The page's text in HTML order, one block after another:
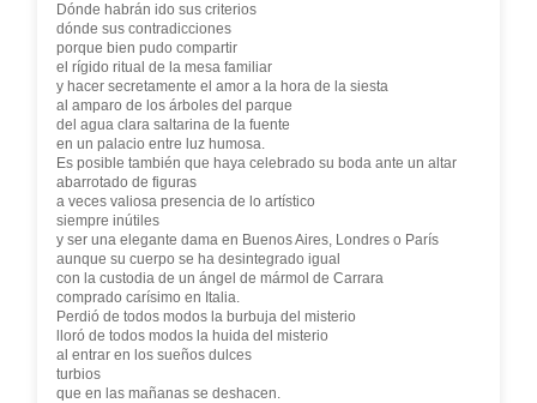
Dónde habrán ido sus criterios
dónde sus contradicciones
porque bien pudo compartir
el rígido ritual de la mesa familiar
y hacer secretamente el amor a la hora de la siesta
al amparo de los árboles del parque
del agua clara saltarina de la fuente
en un palacio entre luz humosa.
Es posible también que haya celebrado su boda ante un altar
abarrotado de figuras
a veces valiosa presencia de lo artístico
siempre inútiles
y ser una elegante dama en Buenos Aires, Londres o París
aunque su cuerpo se ha desintegrado igual
con la custodia de un ángel de mármol de Carrara
comprado carísimo en Italia.
Perdió de todos modos la burbuja del misterio
lloró de todos modos la huida del misterio
al entrar en los sueños dulces
turbios
que en las mañanas se deshacen.